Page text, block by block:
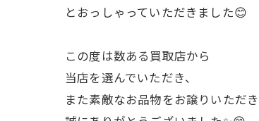
とおっしゃっていただきました😊
この度は数ある買取店から
当店を選んでいただき、
また素敵なお品物をお譲りいただき